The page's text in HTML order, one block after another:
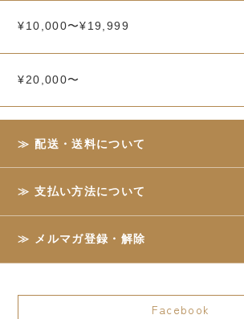
¥10,000〜¥19,999
¥20,000〜
配送・送料について
支払い方法について
メルマガ登録・解除
Facebook